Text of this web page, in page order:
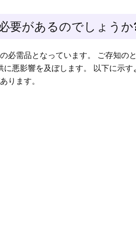
要があるのでしょうか
必需品となっています。 ご存知の
悪影響を及ぼします。 以下に示す
ります。